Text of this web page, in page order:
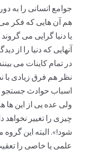
جوامع انسانی را به
هم آن هایی که فکر می
یا دنیا گرایی می
آنهایی که دنیا را از
در تمام کاینات می
نظر هم فرق زیادی با
اسباب حوادث جستجو
ولی عده یی از این
چیزی را تغییر
شود!». البته این
علمی یا خاصی را